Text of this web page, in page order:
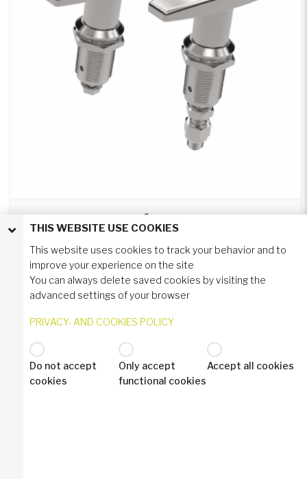
INOXIDÁVEL 35MM
6-152
VEJA MAIS
THIS WEBSITE USE COOKIES
This website uses cookies to track your behavior and to
improve your experience on the site
You can always delete saved cookies by visiting the
advanced settings of your browser
PRIVACY- AND COOKIES POLICY
Do not accept
cookies
Only accept
functional cookies
Accept all cookies